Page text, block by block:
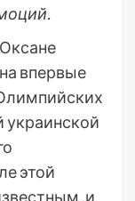
впервые
украинской
этой
и